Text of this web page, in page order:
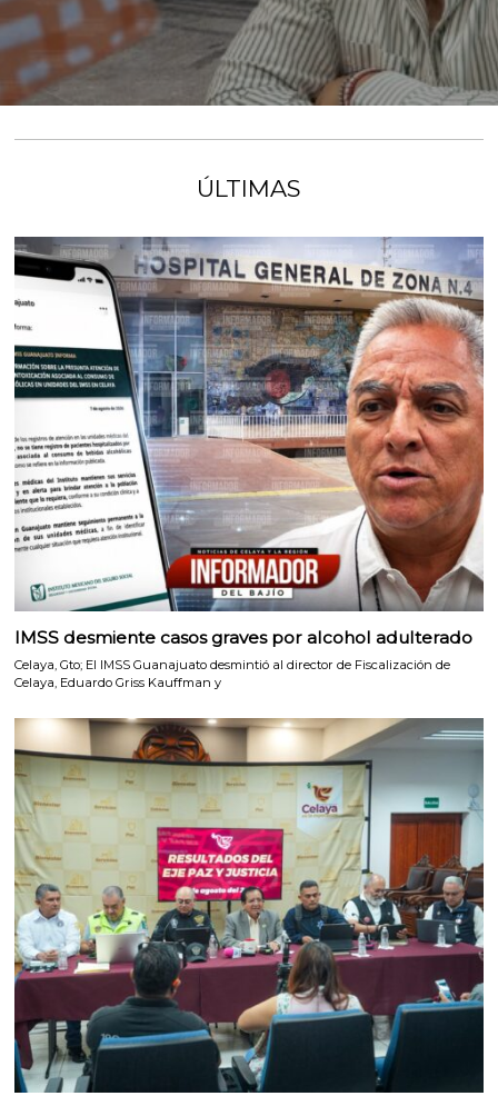
ÚLTIMAS
IMSS desmiente casos graves por alcohol adulterado
Celaya, Gto; El IMSS Guanajuato desmintió al director de Fiscalización de
Celaya, Eduardo Griss Kauffman y